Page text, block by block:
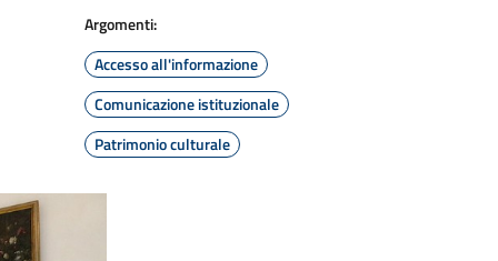
Argomenti:
Accesso all'informazione
Comunicazione istituzionale
Patrimonio culturale